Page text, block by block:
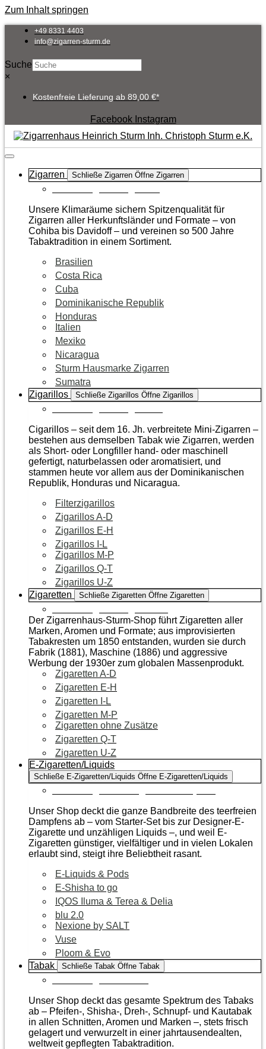
Zum Inhalt springen
+49 8331 4403
info@zigarren-sturm.de
Suche
×
Kostenfreie Lieferung ab 89,00 €*
Facebook Instagram
Zigarren Schließe Zigarren Öffne Zigarren
Unsere Klimaräume sichern Spitzenqualität für
Zigarren aller Herkunftsländer und Formate – von
Cohiba bis Davidoff – und vereinen so 500 Jahre
Tabaktradition in einem Sortiment.
Brasilien
Costa Rica
Cuba
Dominikanische Republik
Honduras
Italien
Mexiko
Nicaragua
Sturm Hausmarke Zigarren
Sumatra
Zigarillos
Schließe Zigarillos Öffne Zigarillos
Cigarillos – seit dem 16. Jh. verbreitete Mini-Zigarren –
bestehen aus demselben Tabak wie Zigarren, werden
als Short- oder Longfiller hand- oder maschinell
gefertigt, naturbelassen oder aromatisiert, und
stammen heute vor allem aus der Dominikanischen
Republik, Honduras und Nicaragua.
Filterzigarillos
Zigarillos A-D
Zigarillos E-H
Zigarillos I-L
Zigarillos M-P
Zigarillos Q-T
Zigarillos U-Z
Zigaretten
Schließe Zigaretten Öffne Zigaretten
Der Zigarrenhaus-Sturm-Shop führt Zigaretten aller
Marken, Aromen und Formate; aus improvisierten
Tabakresten um 1850 entstanden, wurden sie durch
Fabrik (1881), Maschine (1886) und aggressive
Werbung der 1930er zum globalen Massenprodukt.
Zigaretten A-D
Zigaretten E-H
Zigaretten I-L
Zigaretten M-P
Zigaretten ohne Zusätze
Zigaretten Q-T
Zigaretten U-Z
E-Zigaretten/Liquids
Schließe E-Zigaretten/Liquids Öffne E-Zigaretten/Liquids
Unser Shop deckt die ganze Bandbreite des teerfreien
Dampfens ab – vom Starter-Set bis zur Designer-E-
Zigarette und unzähligen Liquids –, und weil E-
Zigaretten günstiger, vielfältiger und in vielen Lokalen
erlaubt sind, steigt ihre Beliebtheit rasant.
E-Liquids & Pods
E-Shisha to go
IQOS Iluma & Terea & Delia
blu 2.0
Nexione by SALT
Vuse
Ploom & Evo
Tabak
Schließe Tabak Öffne Tabak
Unser Shop deckt das gesamte Spektrum des Tabaks
ab – Pfeifen-, Shisha-, Dreh-, Schnupf- und Kautabak
in allen Schnitten, Aromen und Marken –, stets frisch
gelagert und verwurzelt in einer jahrtausendealten,
weltweit gepflegten Tabaktradition.